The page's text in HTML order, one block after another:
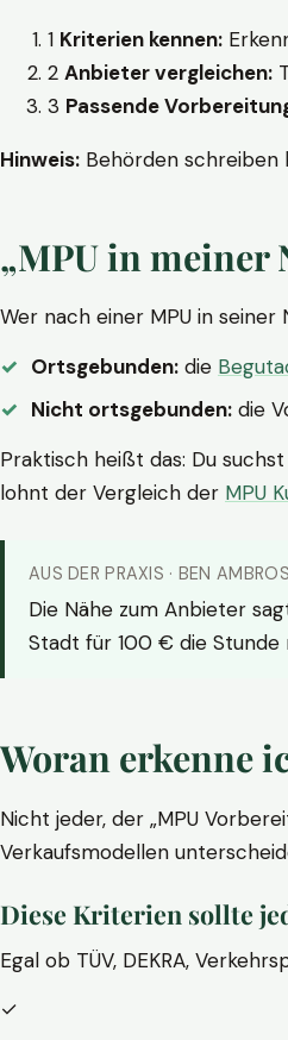
1 Kriterien kennen:
2 Anbieter vergleichen:
3 Passende
Hinweis: Behörden
„MPU in meiner
Wer nach einer MPU in
Ortsgebunden: die
Nicht ortsgebunden: die
Praktisch heißt das: Du
lohnt der Vergleich der MPU
AUS DER PRAXIS · BEN AMBROS
Die Nähe zum Anbieter
Stadt für 100 € die Stunde
Woran erkenne
Nicht jeder, der „MPU
Verkaufsmodellen
Diese Kriterien sollte
Egal ob TÜV, DEKRA,
✓